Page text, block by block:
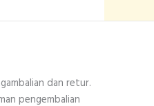
dan retur.
pengembalian